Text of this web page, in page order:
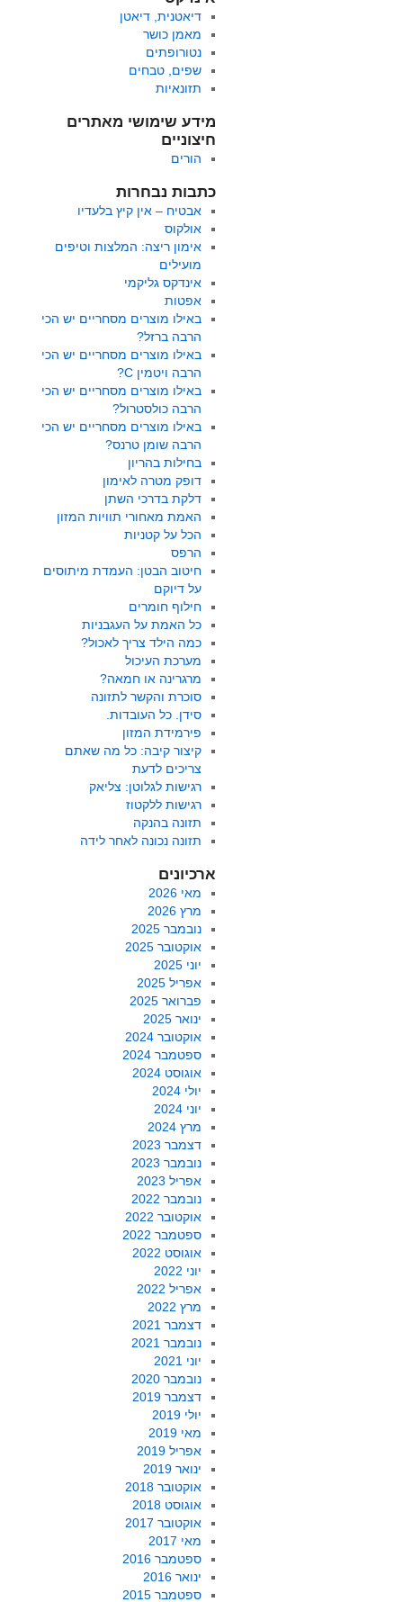
דיאטנית, דיאטן
מאמן כושר
נטורופתים
שפים, טבחים
תזונאיות
מידע שימושי מאתרים
חיצוניים
הורים
כתבות נבחרות
אבטיח – אין קיץ בלעדיו
אולקוס
אימון ריצה: המלצות וטיפים
מועילים
אינדקס גליקמי
אפטות
באילו מוצרים מסחריים יש הכי
הרבה ברזל?
באילו מוצרים מסחריים יש הכי
הרבה ויטמין C?
באילו מוצרים מסחריים יש הכי
הרבה כולסטרול?
באילו מוצרים מסחריים יש הכי
הרבה שומן טרנס?
בחילות בהריון
דופק מטרה לאימון
דלקת בדרכי השתן
האמת מאחורי תוויות המזון
הכל על קטניות
הרפס
חיטוב הבטן: העמדת מיתוסים
על דיוקם
חילוף חומרים
כל האמת על העגבניות
כמה הילד צריך לאכול?
מערכת העיכול
מרגרינה או חמאה?
סוכרת והקשר לתזונה
סידן. כל העובדות.
פירמידת המזון
קיצור קיבה: כל מה שאתם
צריכים לדעת
רגישות לגלוטן: צליאק
רגישות ללקטוז
תזונה בהנקה
תזונה נכונה לאחר לידה
ארכיונים
מאי 2026
מרץ 2026
נובמבר 2025
אוקטובר 2025
יוני 2025
אפריל 2025
פברואר 2025
ינואר 2025
אוקטובר 2024
ספטמבר 2024
אוגוסט 2024
יולי 2024
יוני 2024
מרץ 2024
דצמבר 2023
נובמבר 2023
אפריל 2023
נובמבר 2022
אוקטובר 2022
ספטמבר 2022
אוגוסט 2022
יוני 2022
אפריל 2022
מרץ 2022
דצמבר 2021
נובמבר 2021
יוני 2021
נובמבר 2020
דצמבר 2019
יולי 2019
מאי 2019
אפריל 2019
ינואר 2019
אוקטובר 2018
אוגוסט 2018
אוקטובר 2017
מאי 2017
ספטמבר 2016
ינואר 2016
ספטמבר 2015